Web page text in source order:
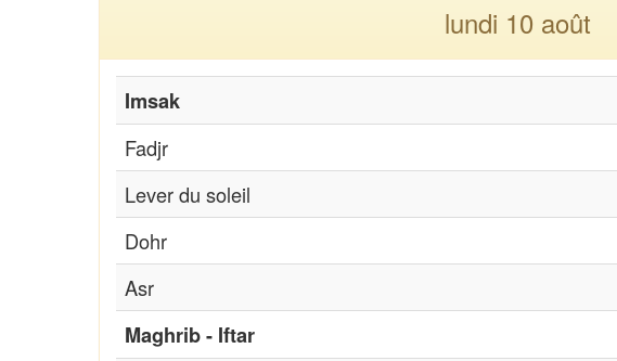
lundi 10 août
Imsak
Fadjr
Lever du soleil
Dohr
Asr
Maghrib - Iftar